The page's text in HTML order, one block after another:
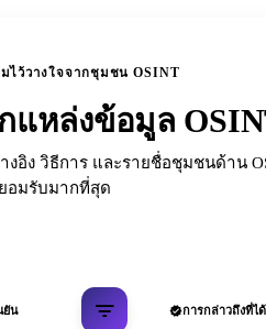
ไว้วางใจจากชุมชน OSINT
แหล่งข้อมูล
อิง วิธีการ และรายชื่อชุมชนด้าน
ยอมรับมากที่สุด
ยัน การกล่าวถึงที่ไ